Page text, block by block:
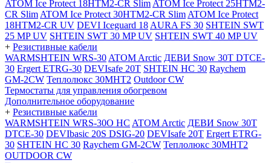
ATOM Ice Protect 18HTM2-CR Slim ATOM Ice Protect 25HTM2-
CR Slim ATOM Ice Protect 30HTM2-CR Slim ATOM Ice Protect
18HTM2-CR UV DEVI Iceguard 18 AURA FS 30 SHTEIN SWT
25 MP UV SHTEIN SWT 30 MP UV SHTEIN SWT 40 MP UV
+ Резистивные кабели
WARMSHTEIN WRS-30 ATOM Arctic ДЕВИ Snow 30T DTCE-
30 Ergert ETRG-30 DEVIsafe 20T SHTEIN HC 30 Raychem
GM-2CW Теплолюкс 30МНТ2 Outdoor CW
Термостаты для управления обогревом
Дополнительное оборудование
+ Резистивные кабели
WARMSHTEIN WRS-30O HC ATOM Arctic ДЕВИ Snow 30T
DTCE-30 DEVIbasic 20S DSIG-20 DEVIsafe 20T Ergert ETRG-
30 SHTEIN HC 30 Raychem GM-2CW Теплолюкс 30МНТ2
OUTDOOR CW